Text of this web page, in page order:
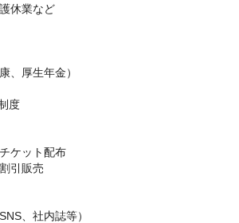
休業など
、厚生年金）
度
ケット配布
引販売
、社内誌等）